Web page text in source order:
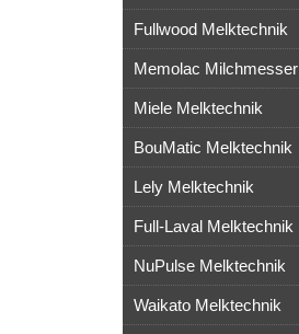
Fullwood Melktechnik
Memolac Milchmesser
Miele Melktechnik
BouMatic Melktechnik
Lely Melktechnik
Full-Laval Melktechnik
NuPulse Melktechnik
Waikato Melktechnik